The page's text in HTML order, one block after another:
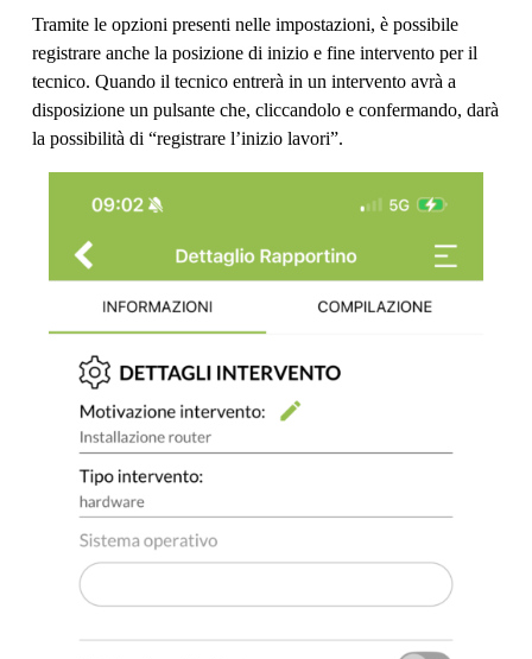
Tramite le opzioni presenti nelle impostazioni, è possibile
registrare anche la posizione di inizio e fine intervento per il
tecnico. Quando il tecnico entrerà in un intervento avrà a
disposizione un pulsante che, cliccandolo e confermando, darà
la possibilità di “registrare l’inizio lavori”.